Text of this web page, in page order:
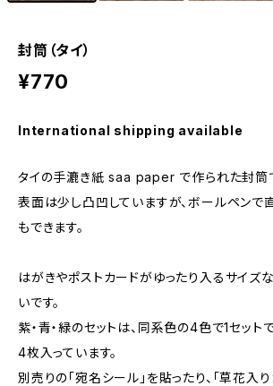
封筒（タイ）
¥770
International shipping available
タイの手漉き紙 saa paper で作られた封筒
表面は少し凸凹していますが、ボールペンで
もできます。
はがきやポストカードがゆったり入るサイズ
いです。
紫・青・緑のセットは、同系色の4色で1セット
4枚入っています。
別売りの「宛名シール」を貼ったり、「草花入